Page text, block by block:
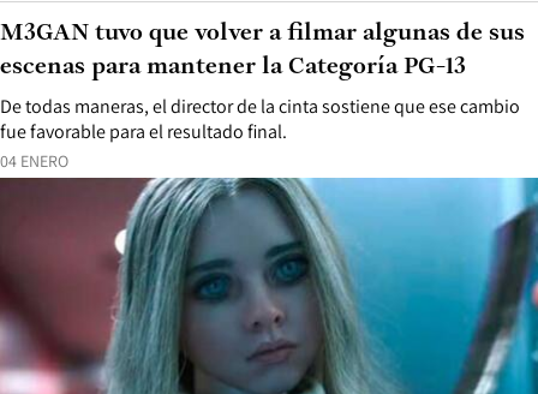
04 ENERO
De todas maneras, el director de la cinta sostiene que ese cambio
fue favorable para el resultado final.
M3GAN tuvo que volver a filmar algunas de sus
escenas para mantener la Categoría PG-13